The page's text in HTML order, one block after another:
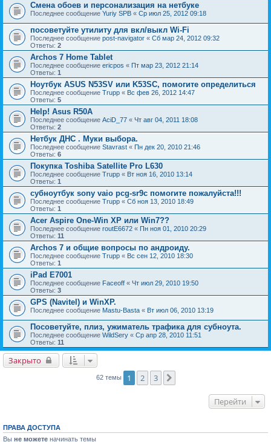
Смена обоев и персонализация на нетбуке
Последнее сообщение Yuriy SPB « Ср июл 25, 2012 09:18
посоветуйте утилиту для вкл/выкл Wi-Fi
Последнее сообщение post-navigator « Сб мар 24, 2012 09:32
Ответы: 2
Archos 7 Home Tablet
Последнее сообщение ericpos « Пт мар 23, 2012 21:14
Ответы: 1
Ноутбук ASUS N53SV или K53SC, помогите определиться
Последнее сообщение Trupp « Вс фев 26, 2012 14:47
Ответы: 5
Help! Asus R50A
Последнее сообщение AciD_77 « Чт авг 04, 2011 18:08
Ответы: 2
Нетбук ДНС . Муки выбора.
Последнее сообщение Stavrast « Пн дек 20, 2010 21:46
Ответы: 6
Покупка Toshiba Satellite Pro L630
Последнее сообщение Trupp « Вт ноя 16, 2010 13:14
Ответы: 1
субноутбук sony vaio pcg-sr9c помогите пожалуйста!!!
Последнее сообщение Trupp « Сб ноя 13, 2010 18:49
Ответы: 1
Acer Aspire One-Win XP или Win7??
Последнее сообщение routE6672 « Пн ноя 01, 2010 20:29
Ответы: 11
Archos 7 и общие вопросы по андроиду.
Последнее сообщение Trupp « Вс сен 12, 2010 18:30
Ответы: 1
iPad E7001
Последнее сообщение Faceoff « Чт июл 29, 2010 19:50
Ответы: 3
GPS (Navitel) и WinXP.
Последнее сообщение Mastu-Basta « Вт июл 06, 2010 13:19
Посоветуйте, плиз, ужиматель трафика для субноута.
Последнее сообщение WildSery « Ср апр 28, 2010 11:51
Ответы: 11
Закрыто
62 темы 1 2 3
Перейти
ПРАВА ДОСТУПА
Вы не можете начинать темы